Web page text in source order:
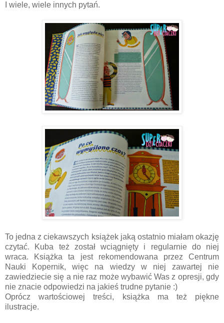
I wiele, wiele innych pytań.
To jedna z ciekawszych książek jaką ostatnio miałam okazję
czytać. Kuba też został wciągnięty i regularnie do niej
wraca. Książka ta jest rekomendowana przez Centrum
Nauki Kopernik, więc na wiedzy w niej zawartej nie
zawiedziecie się a nie raz może wybawić Was z opresji, gdy
nie znacie odpowiedzi na jakieś trudne pytanie :)
Oprócz wartościowej treści, książka ma też piękne
ilustracje.